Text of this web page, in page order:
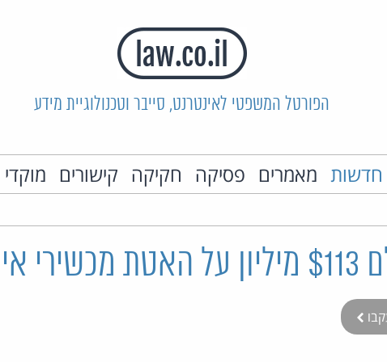
הפורטל המשפטי לאינטרנט, סייבר וטכנולוגיית מידע
חדשות מאמרים פסיקה חקיקה קישורים